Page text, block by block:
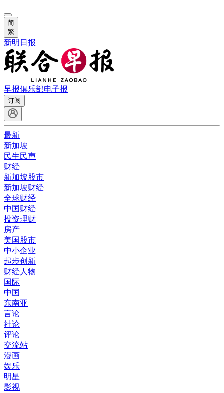
简
繁
新明日报
早报俱乐部电子报
订阅
最新
新加坡
民生民声
财经
新加坡股市
新加坡财经
全球财经
中国财经
投资理财
房产
美国股市
中小企业
起步创新
财经人物
国际
中国
东南亚
言论
社论
评论
交流站
漫画
娱乐
明星
影视